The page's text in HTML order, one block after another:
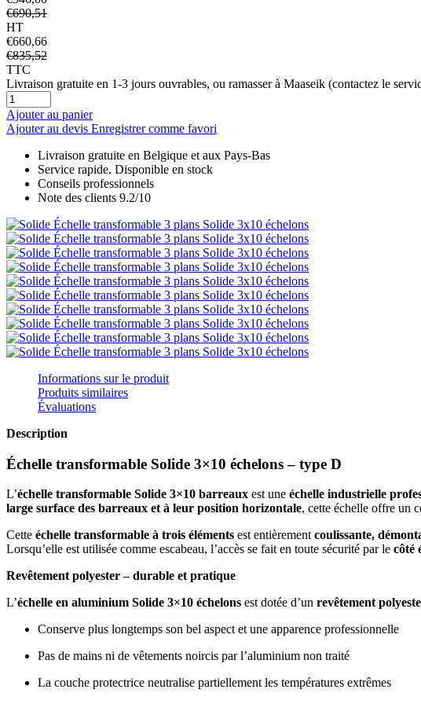
€690,51
HT
€660,66
€835,52
TTC
Livraison gratuite en 1-3 jours ouvrables, ou ramasser à Maaseik (contactez le
Ajouter au panier
Ajouter au devis Enregistrer comme favori
Livraison gratuite en Belgique et aux Pays-Bas
Service rapide. Disponible en stock
Conseils professionnels
Note des clients 9.2/10
Informations sur le produit
Produits similaires
Évaluations
Description
Échelle transformable Solide 3×10 échelons – type D
L’échelle transformable Solide 3×10 barreaux est une échelle industrielle
large surface des barreaux et à leur position horizontale, cette échelle offre un
Cette échelle transformable à trois éléments est entièrement coulissante,
Lorsqu’elle est utilisée comme escabeau, l’accès se fait en toute sécurité par le côté
Revêtement polyester – durable et pratique
L’échelle en aluminium Solide 3×10 échelons est dotée d’un revêtement
Conserve plus longtemps son bel aspect et une apparence professionnelle
Pas de mains ni de vêtements noircis par l’aluminium non traité
La couche protectrice neutralise partiellement les températures extrêmes